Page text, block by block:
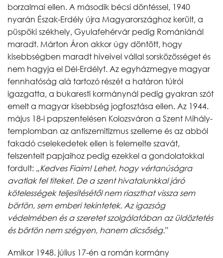
borzalmai ellen. A második bécsi döntéssel, 1940
nyarán Észak-Erdély újra Magyarországhoz került, a
püspöki székhely, Gyulafehérvár pedig Romániánál
maradt. Márton Áron akkor úgy döntött, hogy
kisebbségben maradt híveivel vállal sorsközösséget és
nem hagyja el Dél-Erdélyt. Az egyházmegye magyar
fennhatóság alá tartozó részét a határon túlról
igazgatta, a bukaresti kormánynál pedig gyakran szót
emelt a magyar kisebbség jogfosztása ellen. Az 1944.
május 18-i papszentelésen Kolozsváron a Szent Mihály-
templomban az antiszemitizmus szelleme és az abból
fakadó cselekedetek ellen is felemelte szavát,
felszentelt papjaihoz pedig ezekkel a gondolatokkal
fordult: „Kedves Fiaim! Lehet, hogy vértanúságra
avatlak fel titeket. De a szent hivatalunkkal járó
kötelességek teljesítésétől nem riaszthat vissza sem
börtön, sem emberi tekintetek. Az igazság
védelmében és a szeretet szolgálatában az üldöztetés
és börtön nem szégyen, hanem dicsőség.”
Amikor 1948. július 17-én a román kormány